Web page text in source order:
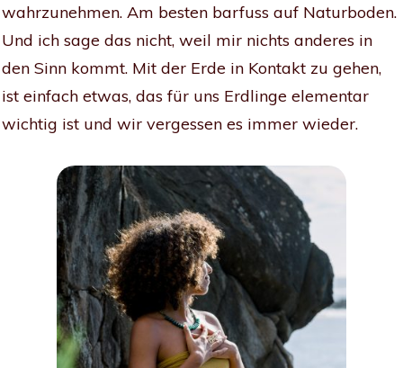
wahrzunehmen. Am besten barfuss auf Naturboden.
Und ich sage das nicht, weil mir nichts anderes in
den Sinn kommt. Mit der Erde in Kontakt zu gehen,
ist einfach etwas, das für uns Erdlinge elementar
wichtig ist und wir vergessen es immer wieder.